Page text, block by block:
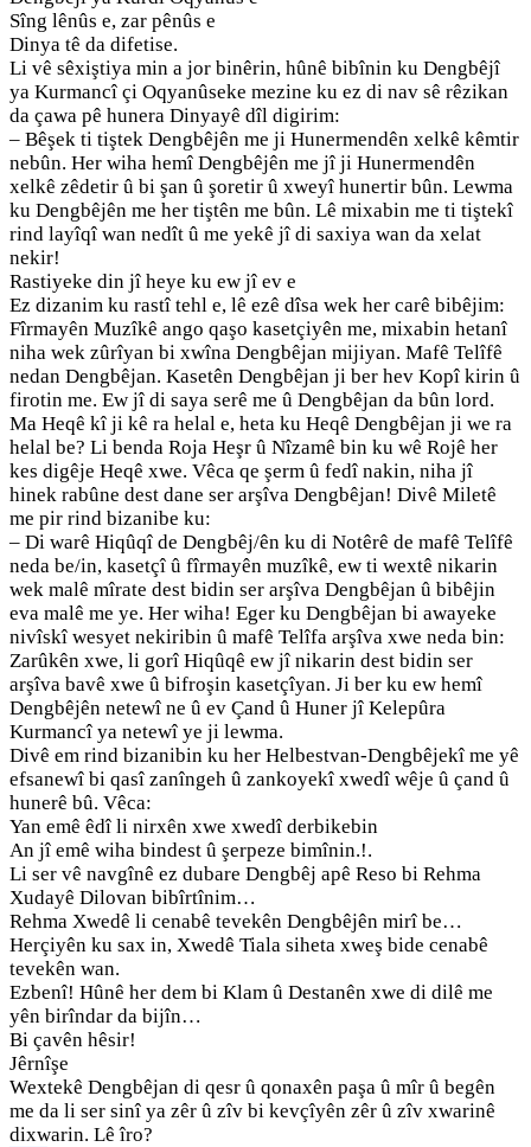
Sîng lênûs e, zar pênûs e
Dinya tê da difetise.
Li vê sêxiştiya min a jor binêrin, hûnê bibînin ku Dengbêjî
ya Kurmancî çi Oqyanûseke mezine ku ez di nav sê rêzikan
da çawa pê hunera Dinyayê dîl digirim:
– Bêşek ti tiştek Dengbêjên me ji Hunermendên xelkê kêmtir
nebûn. Her wiha hemî Dengbêjên me jî ji Hunermendên
xelkê zêdetir û bi şan û şoretir û xweyî hunertir bûn. Lewma
ku Dengbêjên me her tiştên me bûn. Lê mixabin me ti tiştekî
rind layîqî wan nedît û me yekê jî di saxiya wan da xelat
nekir!
Rastiyeke din jî heye ku ew jî ev e
Ez dizanim ku rastî tehl e, lê ezê dîsa wek her carê bibêjim:
Fîrmayên Muzîkê ango qaşo kasetçiyên me, mixabin hetanî
niha wek zûrîyan bi xwîna Dengbêjan mijiyan. Mafê Telîfê
nedan Dengbêjan. Kasetên Dengbêjan ji ber hev Kopî kirin û
firotin me. Ew jî di saya serê me û Dengbêjan da bûn lord.
Ma Heqê kî ji kê ra helal e, heta ku Heqê Dengbêjan ji we ra
helal be? Li benda Roja Heşr û Nîzamê bin ku wê Rojê her
kes digêje Heqê xwe. Vêca qe şerm û fedî nakin, niha jî
hinek rabûne dest dane ser arşîva Dengbêjan! Divê Miletê
me pir rind bizanibe ku:
– Di warê Hiqûqî de Dengbêj/ên ku di Notêrê de mafê Telîfê
neda be/in, kasetçî û fîrmayên muzîkê, ew ti wextê nikarin
wek malê mîrate dest bidin ser arşîva Dengbêjan û bibêjin
eva malê me ye. Her wiha! Eger ku Dengbêjan bi awayeke
nivîskî wesyet nekiribin û mafê Telîfa arşîva xwe neda bin:
Zarûkên xwe, li gorî Hiqûqê ew jî nikarin dest bidin ser
arşîva bavê xwe û bifroşin kasetçîyan. Ji ber ku ew hemî
Dengbêjên netewî ne û ev Çand û Huner jî Kelepûra
Kurmancî ya netewî ye ji lewma.
Divê em rind bizanibin ku her Helbestvan-Dengbêjekî me yê
efsanewî bi qasî zanîngeh û zankoyekî xwedî wêje û çand û
hunerê bû. Vêca:
Yan emê êdî li nirxên xwe xwedî derbikebin
An jî emê wiha bindest û şerpeze bimînin.!.
Li ser vê navgînê ez dubare Dengbêj apê Reso bi Rehma
Xudayê Dilovan bibîrtînim…
Rehma Xwedê li cenabê tevekên Dengbêjên mirî be…
Herçiyên ku sax in, Xwedê Tiala siheta xweş bide cenabê
tevekên wan.
Ezbenî! Hûnê her dem bi Klam û Destanên xwe di dilê me
yên birîndar da bijîn…
Bi çavên hêsir!
Jêrnîşe
Wextekê Dengbêjan di qesr û qonaxên paşa û mîr û begên
me da li ser sinî ya zêr û zîv bi kevçîyên zêr û zîv xwarinê
dixwarin. Lê îro?